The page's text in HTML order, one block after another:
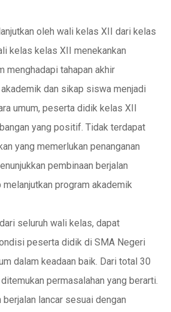
oleh wali kelas XII dari kelas
kelas kelas XII menekankan
menghadapi tahapan akhir
dan sikap siswa menjadi
umum, peserta didik kelas XII
yang positif. Tidak terdapat
yang memerlukan penanganan
pembinaan berjalan
program akademik
seluruh wali kelas, dapat
peserta didik di SMA Negeri
dalam keadaan baik. Dari total 30
permasalahan yang berarti.
lancar sesuai dengan